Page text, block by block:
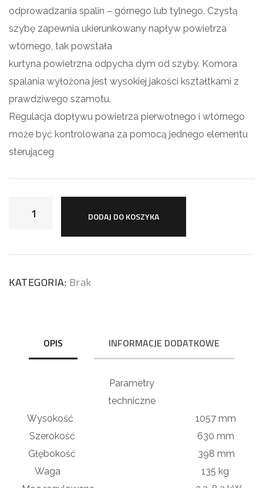
odprowadzania spalin – górnego lub tylnego. Czystą
szybę zapewnia ukierunkowany napływ powietrza
wtórnego, tak powstała
kurtyna powietrzna odpycha dym od szyby. Komora
spalania wyłożona jest wysokiej jakości kształtkami z
prawdziwego szamotu.
Regulacja dopływu powietrza pierwotnego i wtórnego
może być kontrolowana za pomocą jednego elementu
sterująceg
DODAJ DO KOSZYKA
KATEGORIA: Brak
OPIS INFORMACJE DODATKOWE
Parametry
techniczne
Wysokość 1057 mm
Szerokość 630 mm
Głębokość 398 mm
Waga 135 kg